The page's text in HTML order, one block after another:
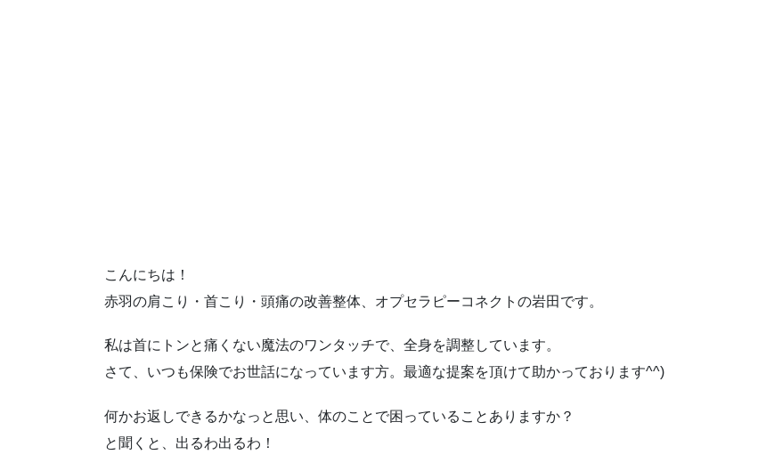
こんにちは！
赤羽の肩こり・首こり・頭痛の改善整体、オプセラピーコネクトの岩田です。
私は首にトンと痛くない魔法のワンタッチで、全身を調整しています。
さて、いつも保険でお世話になっています方。最適な提案を頂けて助かっております^^)
何かお返しできるかなっと思い、体のことで困っていることありますか？
と聞くと、出るわ出るわ！